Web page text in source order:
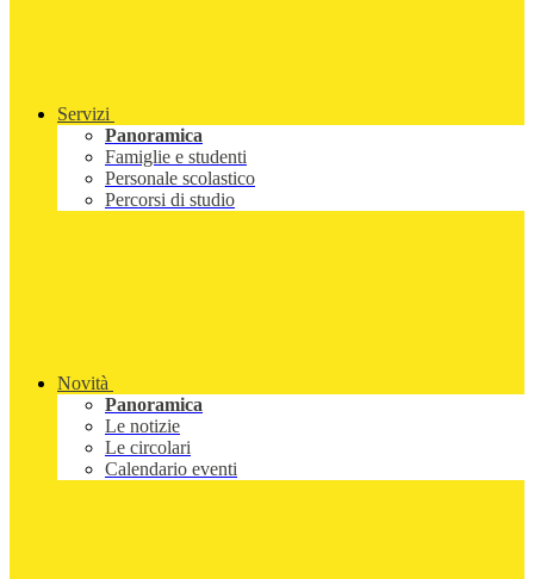
Servizi
Panoramica
Famiglie e studenti
Personale scolastico
Percorsi di studio
Novità
Panoramica
Le notizie
Le circolari
Calendario eventi